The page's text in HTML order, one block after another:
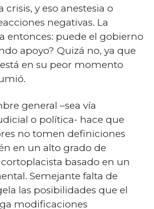
crisis, y eso anestesia o
negativas. La
entonces: puede el gobierno
apoyo? Quizá no, ya que
en su peor momento
general –sea vía
o política- hace que
no tomen definiciones
en un alto grado de
basado en un
Semejante falta de
las posibilidades que el
modificaciones